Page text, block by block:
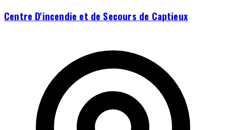
Centre D'incendie et de Secours de Captieux